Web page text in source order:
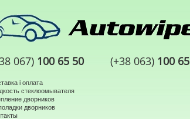
067) 100 65 50 (+38 063) 100
і оплата
стеклоомывателя
дворников
дворников